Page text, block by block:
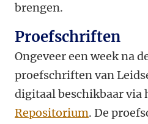
brengen.
Proefschriften
Ongeveer een week na
proefschriften van
digitaal beschikbaar via
Repositorium. De